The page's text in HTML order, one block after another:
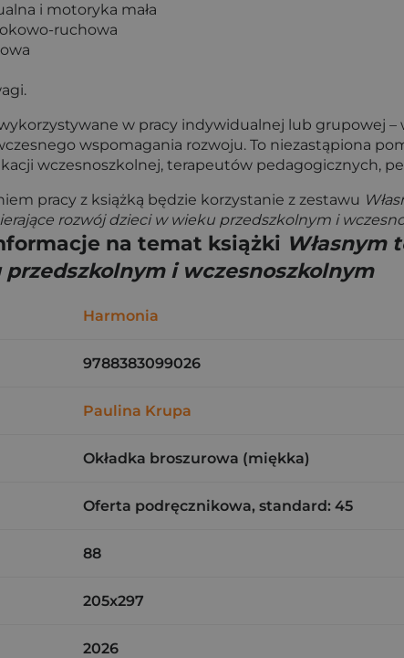
i motoryka mała
ruchowa
w pracy indywidualnej lub grupowej
wspomagania rozwoju. To niezastąpiona
wczesnoszkolnej, terapeutów pedagogicznych,
pracy z książką będzie korzystanie z zestawu
rozwój dzieci w wieku przedszkolnym i
na temat książki Własnym
i wczesnoszkolnym
Harmonia
9788383099026
Paulina Krupa
Okładka broszurowa (miękka)
Oferta podręcznikowa, standard: 45
88
205x297
2026